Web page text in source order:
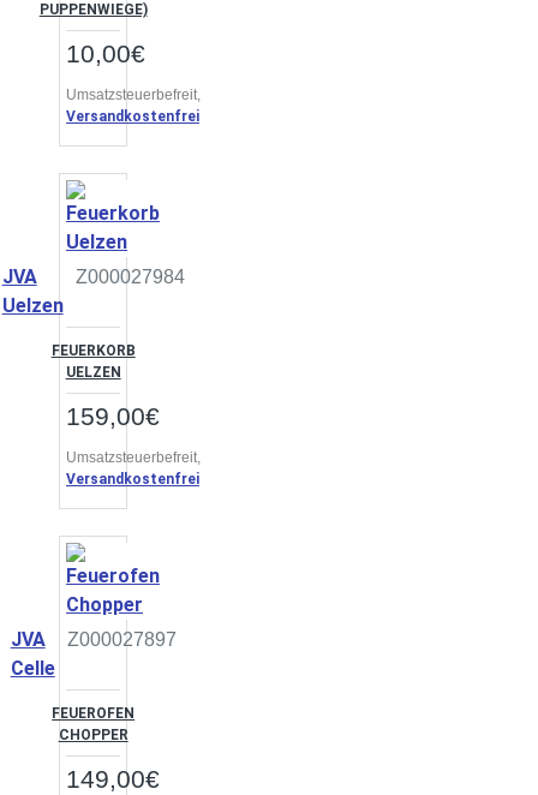
PUPPENWIEGE)
10,00€
Umsatzsteuerbefreit,
Versandkostenfrei
JVA
Uelzen
Z000027984
FEUERKORB
UELZEN
159,00€
Umsatzsteuerbefreit,
Versandkostenfrei
JVA
Celle
Z000027897
FEUEROFEN
CHOPPER
149,00€